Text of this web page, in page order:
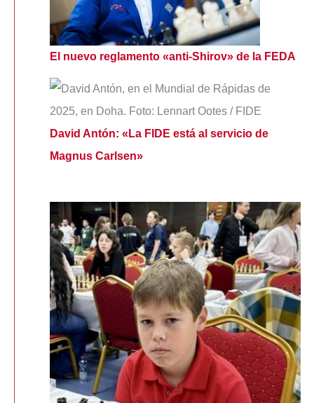
El nuevo reglamento «anti-Shirov» de la FEDA
David Antón: «La FIDE está al servicio de
Magnus Carlsen»